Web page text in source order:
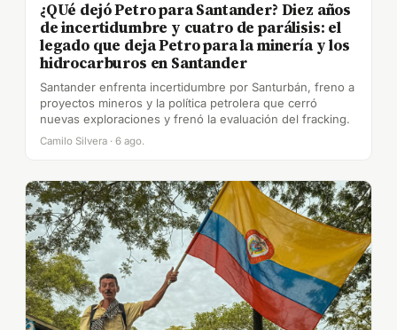
¿QUé dejó Petro para Santander? Diez años
de incertidumbre y cuatro de parálisis: el
legado que deja Petro para la minería y los
hidrocarburos en Santander
Santander enfrenta incertidumbre por Santurbán, freno a
proyectos mineros y la política petrolera que cerró
nuevas exploraciones y frenó la evaluación del fracking.
Camilo Silvera · 6 ago.